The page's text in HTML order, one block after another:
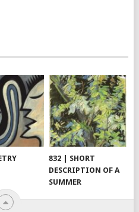
832 | SHORT
DESCRIPTION OF A
SUMMER